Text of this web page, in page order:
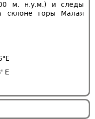
м. н.у.м.) и следы
склоне горы Малая
E